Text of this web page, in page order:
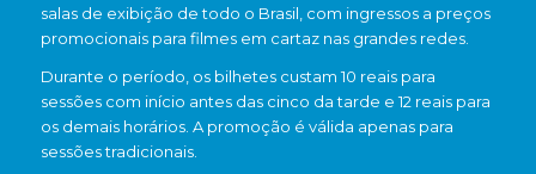
salas de exibição de todo o Brasil, com ingressos a preços
promocionais para filmes em cartaz nas grandes redes.
Durante o período, os bilhetes custam 10 reais para
sessões com início antes das cinco da tarde e 12 reais para
os demais horários. A promoção é válida apenas para
sessões tradicionais.